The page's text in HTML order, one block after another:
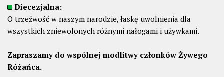
Diecezjalna:
O trzeźwość w naszym narodzie, łaskę uwolnienia dla
wszystkich zniewolonych różnymi nałogami i używkami.
Zapraszamy do wspólnej modlitwy członków Żywego
Różańca.